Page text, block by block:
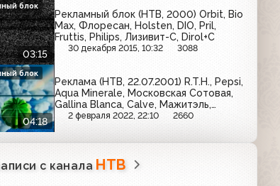
03:15
Рекламный блок (НТВ, 2000) Orbit, Bio
Max, Флоресан, Holsten, DIO, Pril,
Fruttis, Philips, Лизивит-C, Dirol+C
30 декабря 2015, 10:32 3088
блок
04:18
Реклама (НТВ, 22.07.2001) R.T.H., Pepsi,
Aqua Minerale, Московская Сотовая,
Gallina Blanca, Calve, Мажитэль,
Nescafe, Доктор Дизель, Lady Speed
2 февраля 2022, 22:10 2660
блок
с канала НТВ